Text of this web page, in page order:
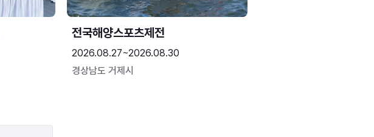
전국해양스포츠제전
2026.08.27~2026.08.30
경상남도 거제시